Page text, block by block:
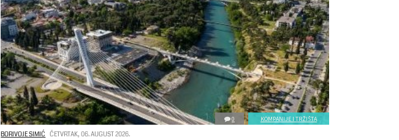
0 KOMPANIJE I TRŽIŠTA
BORIVOJE SIMIĆ ČETVRTAK, 06. AUGUST 2026.